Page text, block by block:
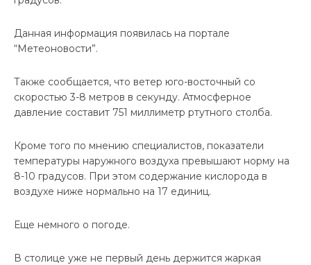
Данная информация появилась на портале
“Метеоновости”.
Также сообщается, что ветер юго-восточный со
скоростью 3-8 метров в секунду. Атмосферное
давление составит 751 миллиметр ртутного столба.
Кроме того по мнению специалистов, показатели
температуры наружного воздуха превышают норму на
8-10 градусов. При этом содержание кислорода в
воздухе ниже нормально на 17 единиц.
Еще немного о погоде.
В столице уже не первый день держится жаркая